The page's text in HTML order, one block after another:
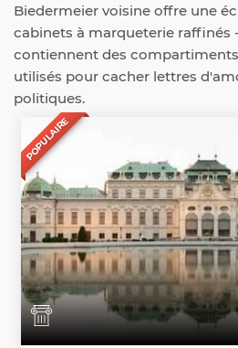
Biedermeier voisine offre une
cabinets à marqueterie raffinés
contiennent des
utilisés pour cacher lettres
politiques.
POPULAIRE